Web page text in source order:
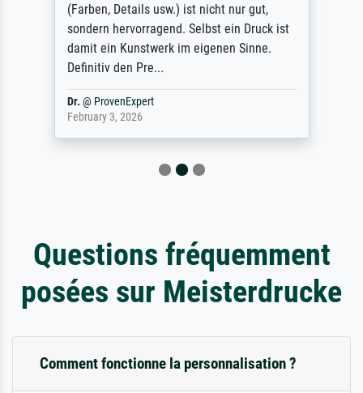
(Farben, Details usw.) ist nicht nur gut,
sondern hervorragend. Selbst ein Druck ist
damit ein Kunstwerk im eigenen Sinne.
Definitiv den Pre...
Dr. @ ProvenExpert
February 3, 2026
Questions fréquemment
posées sur Meisterdrucke
Comment fonctionne la personnalisation ?